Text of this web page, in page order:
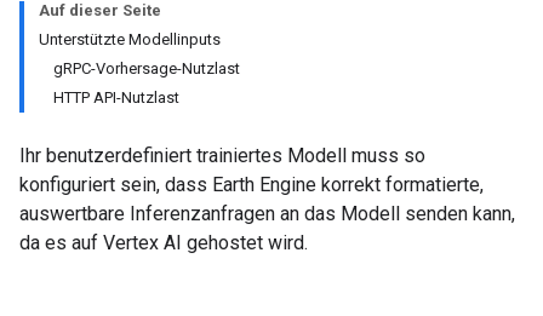
Auf dieser Seite
Unterstützte Modellinputs
gRPC-Vorhersage-Nutzlast
HTTP API-Nutzlast
Ihr benutzerdefiniert trainiertes Modell muss so
konfiguriert sein, dass Earth Engine korrekt formatierte,
auswertbare Inferenzanfragen an das Modell senden kann,
da es auf Vertex AI gehostet wird.